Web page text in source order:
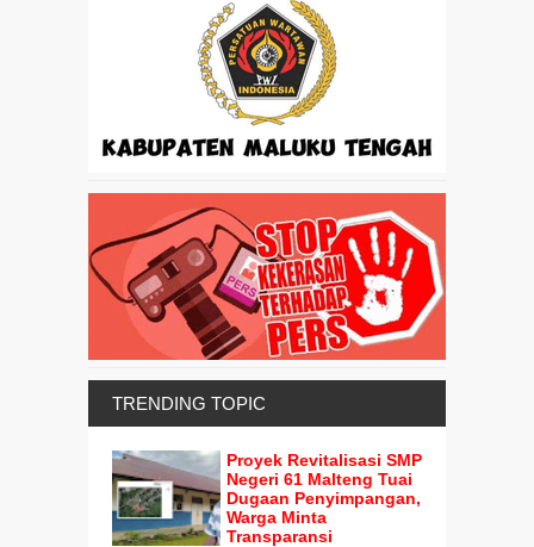
TRENDING TOPIC
Proyek Revitalisasi SMP
Negeri 61 Malteng Tuai
Dugaan Penyimpangan,
Warga Minta
Transparansi